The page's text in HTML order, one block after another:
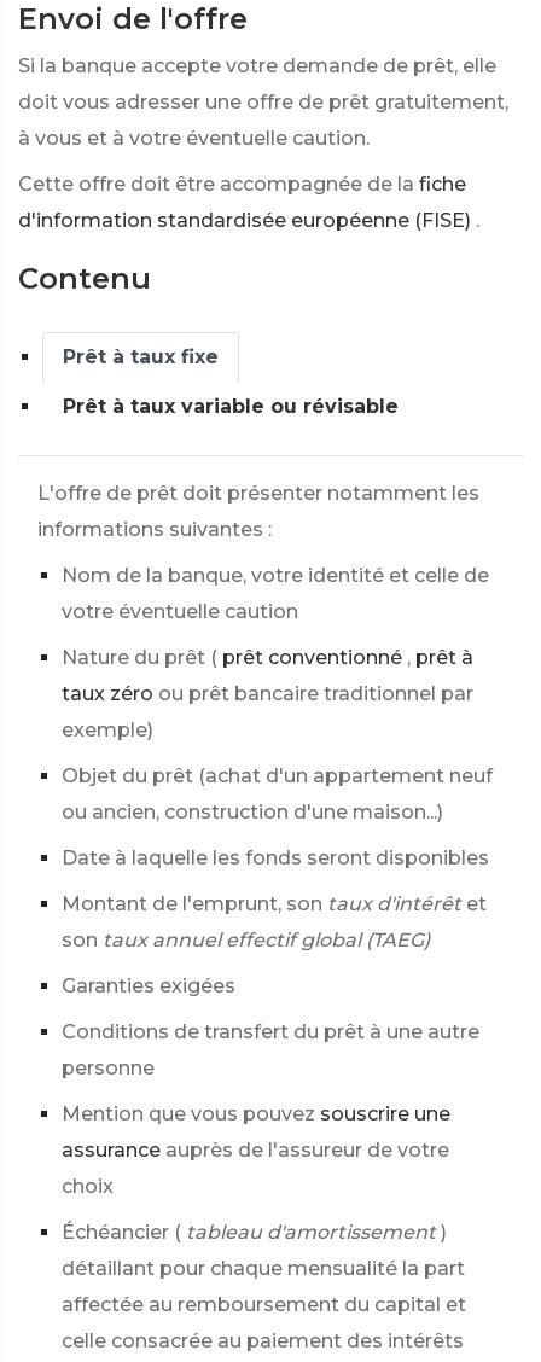
Envoi de l'offre
Si la banque accepte votre demande de prêt, elle
doit vous adresser une offre de prêt gratuitement,
à vous et à votre éventuelle caution.
Cette offre doit être accompagnée de la fiche
d'information standardisée européenne (FISE) .
Contenu
Prêt à taux fixe
Prêt à taux variable ou révisable
L'offre de prêt doit présenter notamment les
informations suivantes :
Nom de la banque, votre identité et celle de
votre éventuelle caution
Nature du prêt ( prêt conventionné , prêt à
taux zéro ou prêt bancaire traditionnel par
exemple)
Objet du prêt (achat d'un appartement neuf
ou ancien, construction d'une maison...)
Date à laquelle les fonds seront disponibles
Montant de l'emprunt, son taux d'intérêt et
son taux annuel effectif global (TAEG)
Garanties exigées
Conditions de transfert du prêt à une autre
personne
Mention que vous pouvez souscrire une
assurance auprès de l'assureur de votre
choix
Échéancier ( tableau d'amortissement )
détaillant pour chaque mensualité la part
affectée au remboursement du capital et
celle consacrée au paiement des intérêts